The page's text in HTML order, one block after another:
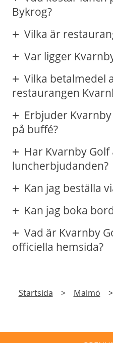
Bykrog?
Vilka är
Var ligger
Vilka betalmedel
restaurangen
Erbjuder
på buffé?
Har Kvarnby
luncherbjudanden?
Kan jag beställa
Kan jag boka
Vad är Kvarnby
officiella hemsida?
Startsida > Malmö >